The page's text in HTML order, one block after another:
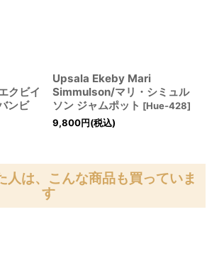
クビイ
ンビ
Upsala Ekeby Mari
Simmulson/マリ・シミュル
ソン ジャムポット [Hue-428]
9,800円(税込)
人は、こんな商品も買っていま
す